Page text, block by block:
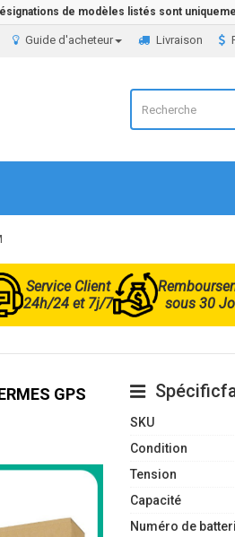
de modèles listés sont
Livraison
Guide d'acheteur
Service Client
24h/24 et 7j/7
sous 30
GPS
SKU
Condition
Tension
Capacité
Numéro de